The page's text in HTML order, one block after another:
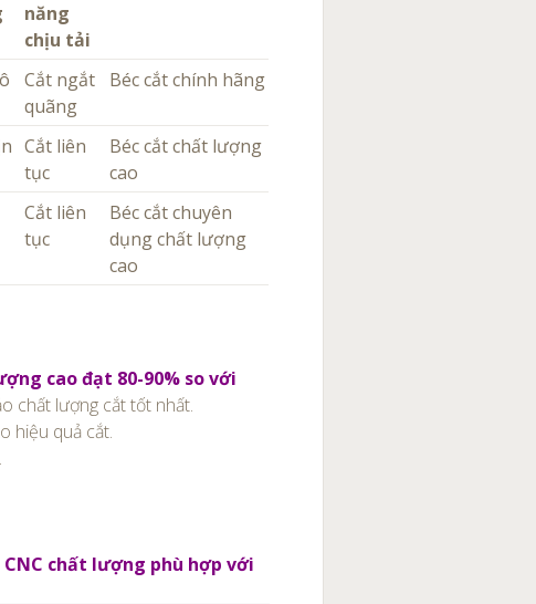
năng
chịu tải
Cắt ngắt
quãng
Béc cắt chính hãng
Cắt liên
tục
Béc cắt chất lượng
cao
Cắt liên
tục
Béc cắt chuyên
dụng chất lượng
cao
cao đạt 80-90% so với
chất lượng cắt tốt nhất.
hiệu quả cắt.
chất lượng phù hợp với